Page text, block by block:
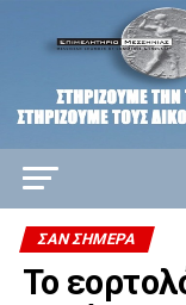
ΣΑΝ ΣΉΜΕΡΑ
Το